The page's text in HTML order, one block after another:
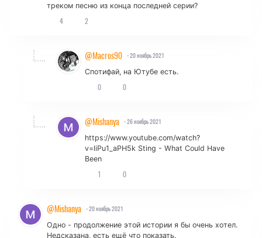
треком песню из конца последней серии?
4 2
@Macros90 - 20 ноябрь 2021
Спотифай, на Ютубе есть.
0 0
@Mishanya - 26 ноябрь 2021
https://www.youtube.com/watch?
v=liPu1_aPH5k Sting - What Could Have
Been
1 0
@Mishanya - 20 ноябрь 2021
Одно - продолжение этой истории я бы очень хотел.
Недсказана, есть ещё что показать.